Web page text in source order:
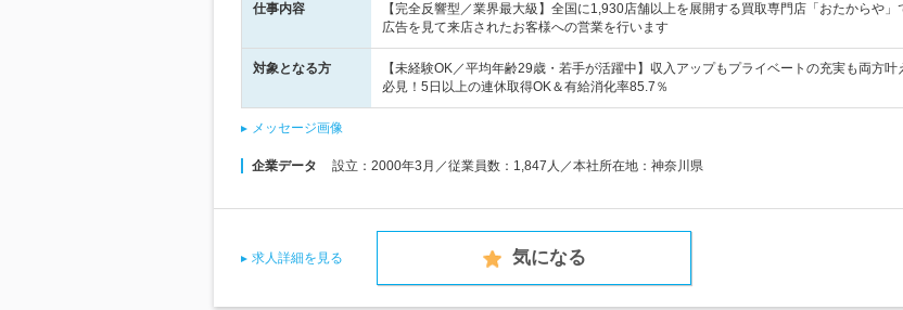
仕事内容
【完全反響型／業界最大級】全国に1,930店舗以上を展開する買取専門店「おたからや」
広告を見て来店されたお客様への営業を行います
対象となる方
【未経験OK／平均年齢29歳・若手が活躍中】収入アップもプライベートの充実も両方叶
必見！5日以上の連休取得OK＆有給消化率85.7％
メッセージ画像
企業データ 設立：2000年3月／従業員数：1,847人／本社所在地：神奈川県
求人詳細を見る 気になる